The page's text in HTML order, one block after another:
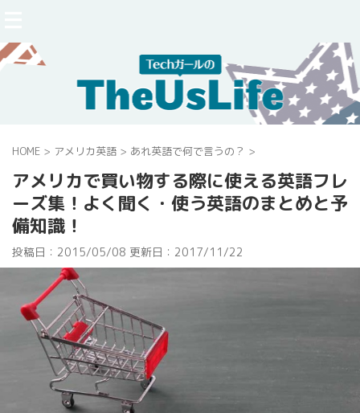
HOME > アメリカ英語 > あれ英語で何で言うの？ >
アメリカで買い物する際に使える英語フレ
ーズ集！よく聞く・使う英語のまとめと予
備知識！
投稿日：2015/05/08 更新日： 2017/11/22